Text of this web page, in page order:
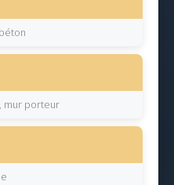
mur porteur